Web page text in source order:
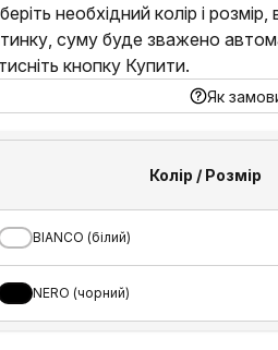
необхідний колір і
суму буде зважено
кнопку Купити.
Як
Колір / Розмір
BIANCO (білий)
NERO (чорний)